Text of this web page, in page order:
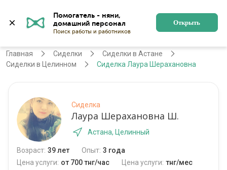
Помогатель - няни,
Поиск работы и работников
Открыть
Астана Регистрация
Главная Сиделки
Сиделки в Астане
Сиделки в Целинном
Сиделка Лаура Шерахановна
Сиделка
Лаура Шерахановна Ш.
Астана, Целинный
Возраст: 39 лет Опыт: 3 года
Цена услуги: от 700 тнг/час Цена услуги: тнг/мес